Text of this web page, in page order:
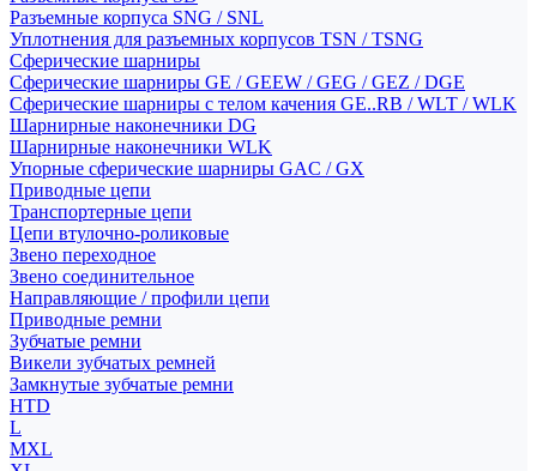
Разъемные корпуса SNG / SNL
Уплотнения для разъемных корпусов TSN / TSNG
Сферические шарниры
Сферические шарниры GE / GEEW / GEG / GEZ / DGE
Сферические шарниры с телом качения GE..RB / WLT / WLK
Шарнирные наконечники DG
Шарнирные наконечники WLK
Упорные сферические шарниры GAC / GX
Приводные цепи
Транспортерные цепи
Цепи втулочно-роликовые
Звено переходное
Звено соединительное
Направляющие / профили цепи
Приводные ремни
Зубчатые ремни
Викели зубчатых ремней
Замкнутые зубчатые ремни
HTD
L
MXL